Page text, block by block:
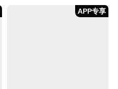
APP专享